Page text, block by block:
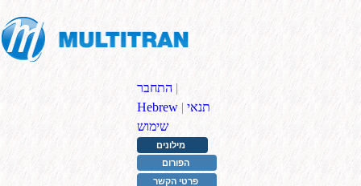
התחבר |
Hebrew | תנאי
שימוש
מילונים
הפורום
פרטי הקשר